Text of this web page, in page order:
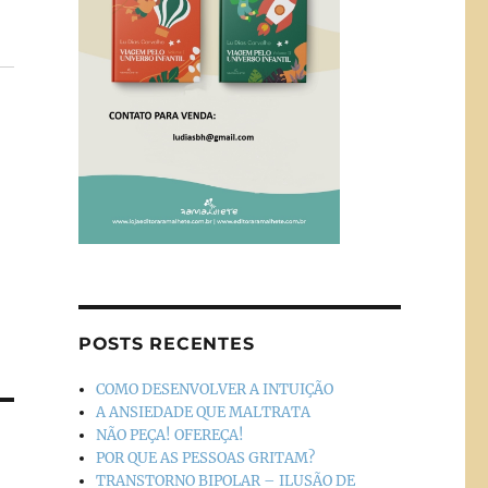
POSTS RECENTES
COMO DESENVOLVER A INTUIÇÃO
A ANSIEDADE QUE MALTRATA
NÃO PEÇA! OFEREÇA!
POR QUE AS PESSOAS GRITAM?
TRANSTORNO BIPOLAR – ILUSÃO DE